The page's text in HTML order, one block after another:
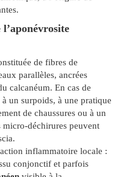
de fibres de
parallèles, ancrées
calcanéum. En cas de
un surpoids, à une pratique
de chaussures ou à un
déchirures peuvent
inflammatoire locale :
conjonctif et parfois